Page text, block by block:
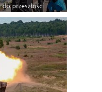
przeszłości